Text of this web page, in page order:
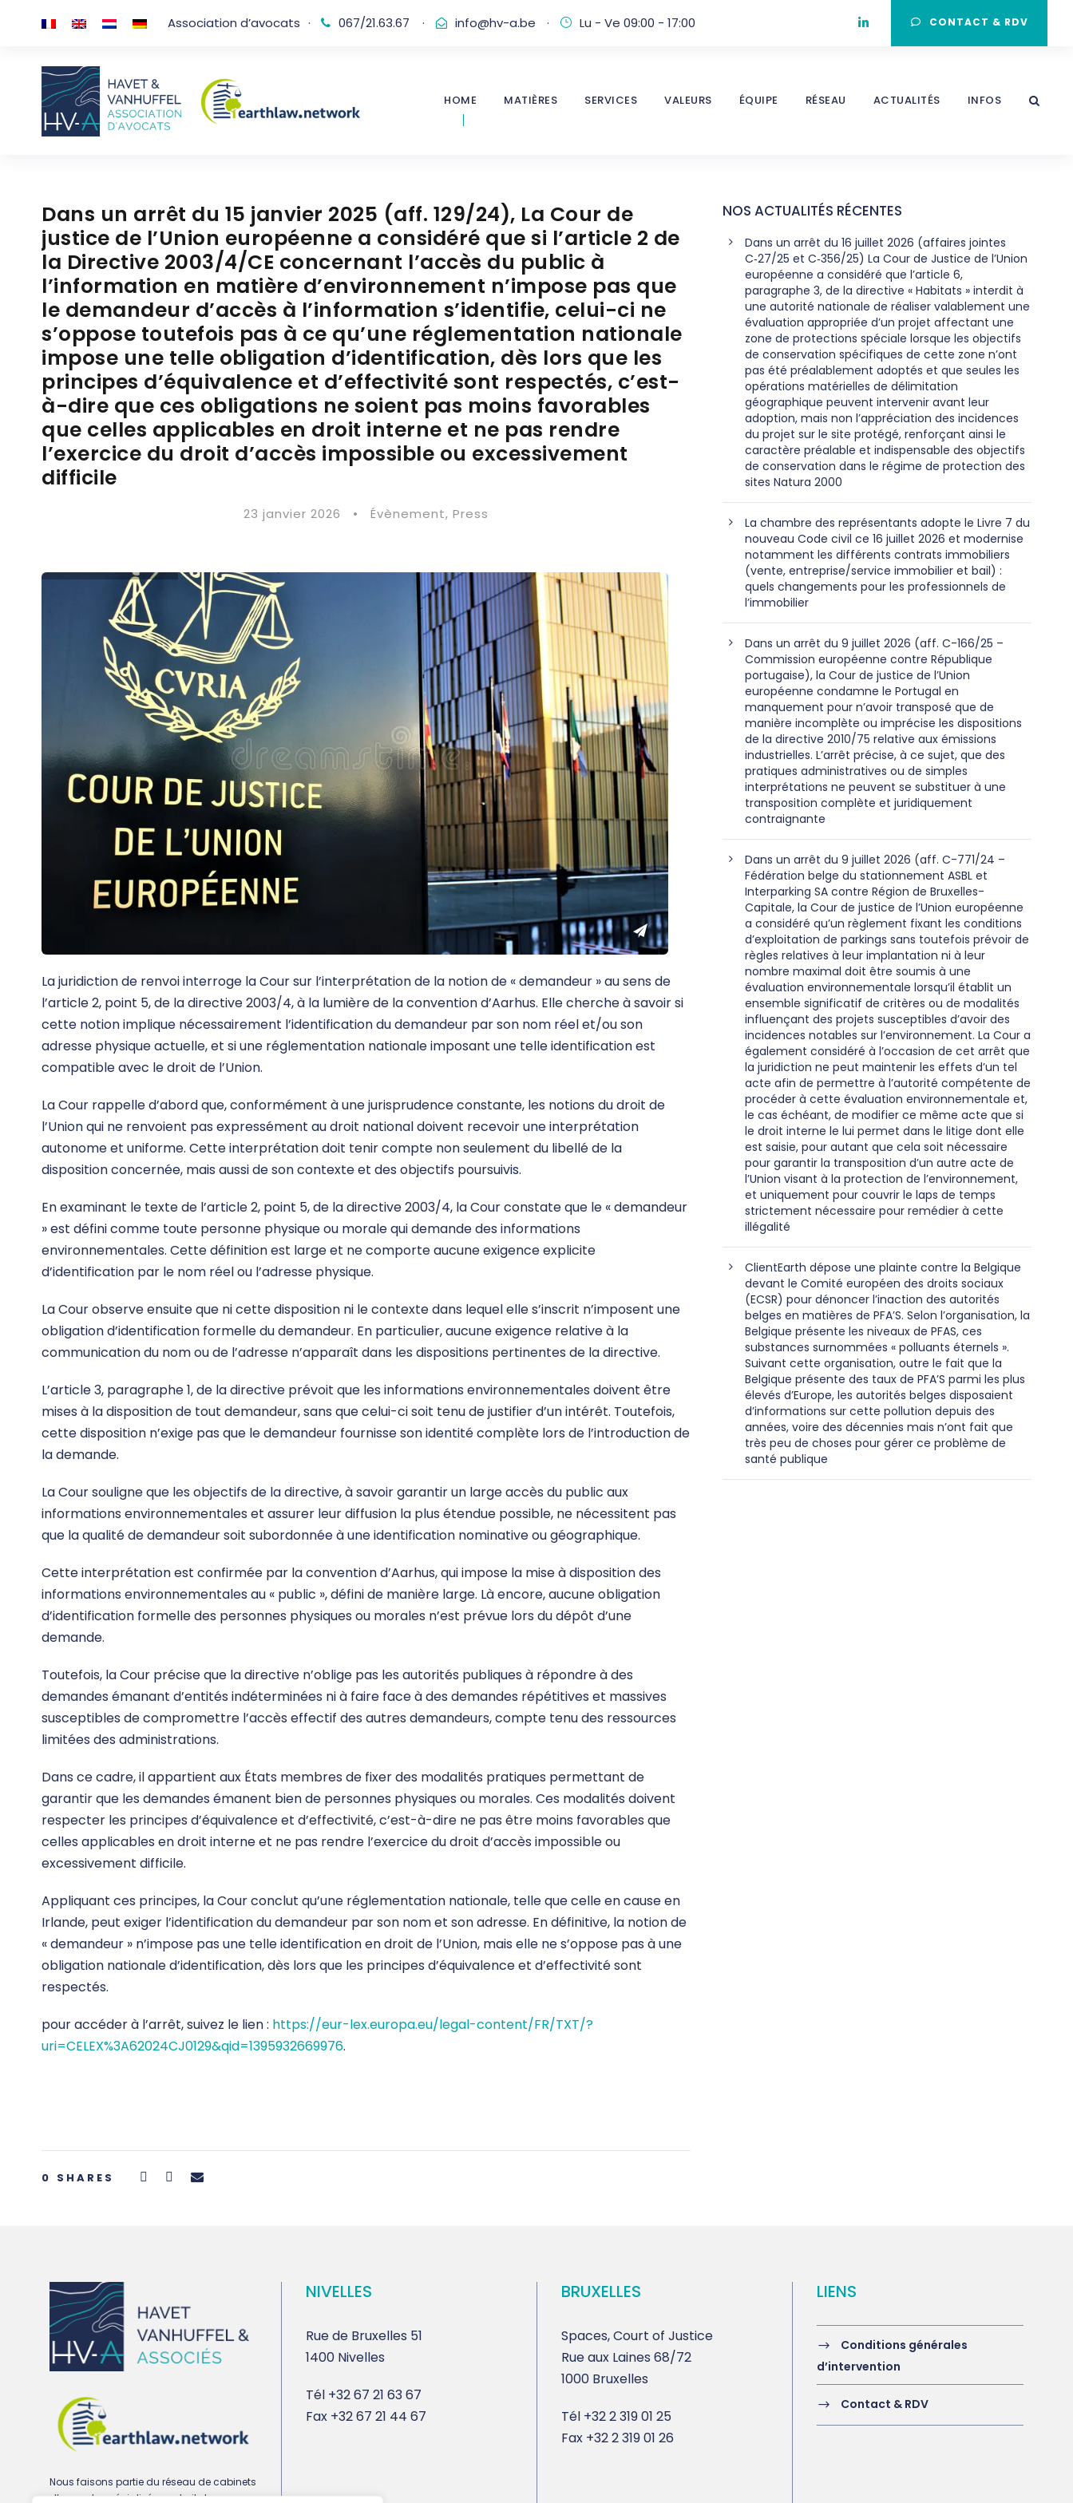
Association d’avocats · 067/21.63.67 · info@hv-a.be · Lu - Ve 09:00 - 17:00 CONTACT & RDV
HOME MATIÈRES SERVICES VALEURS ÉQUIPE RÉSEAU ACTUALITÉS INFOS
Dans un arrêt du 15 janvier 2025 (aff. 129/24), La Cour de
justice de l’Union européenne a considéré que si l’article 2 de
la Directive 2003/4/CE concernant l’accès du public à
l’information en matière d’environnement n’impose pas que
le demandeur d’accès à l’information s’identifie, celui-ci ne
s’oppose toutefois pas à ce qu’une réglementation nationale
impose une telle obligation d’identification, dès lors que les
principes d’équivalence et d’effectivité sont respectés, c’est-
à-dire que ces obligations ne soient pas moins favorables
que celles applicables en droit interne et ne pas rendre
l’exercice du droit d’accès impossible ou excessivement
difficile
23 janvier 2026 • Évènement, Press
La juridiction de renvoi interroge la Cour sur l’interprétation de la notion de « demandeur » au sens de
l’article 2, point 5, de la directive 2003/4, à la lumière de la convention d’Aarhus. Elle cherche à savoir si
cette notion implique nécessairement l’identification du demandeur par son nom réel et/ou son
adresse physique actuelle, et si une réglementation nationale imposant une telle identification est
compatible avec le droit de l’Union.
La Cour rappelle d’abord que, conformément à une jurisprudence constante, les notions du droit de
l’Union qui ne renvoient pas expressément au droit national doivent recevoir une interprétation
autonome et uniforme. Cette interprétation doit tenir compte non seulement du libellé de la
disposition concernée, mais aussi de son contexte et des objectifs poursuivis.
En examinant le texte de l’article 2, point 5, de la directive 2003/4, la Cour constate que le « demandeur
» est défini comme toute personne physique ou morale qui demande des informations
environnementales. Cette définition est large et ne comporte aucune exigence explicite
d’identification par le nom réel ou l’adresse physique.
La Cour observe ensuite que ni cette disposition ni le contexte dans lequel elle s’inscrit n’imposent une
obligation d’identification formelle du demandeur. En particulier, aucune exigence relative à la
communication du nom ou de l’adresse n’apparaît dans les dispositions pertinentes de la directive.
L’article 3, paragraphe 1, de la directive prévoit que les informations environnementales doivent être
mises à la disposition de tout demandeur, sans que celui-ci soit tenu de justifier d’un intérêt. Toutefois,
cette disposition n’exige pas que le demandeur fournisse son identité complète lors de l’introduction de
la demande.
La Cour souligne que les objectifs de la directive, à savoir garantir un large accès du public aux
informations environnementales et assurer leur diffusion la plus étendue possible, ne nécessitent pas
que la qualité de demandeur soit subordonnée à une identification nominative ou géographique.
Cette interprétation est confirmée par la convention d’Aarhus, qui impose la mise à disposition des
informations environnementales au « public », défini de manière large. Là encore, aucune obligation
d’identification formelle des personnes physiques ou morales n’est prévue lors du dépôt d’une
demande.
Toutefois, la Cour précise que la directive n’oblige pas les autorités publiques à répondre à des
demandes émanant d’entités indéterminées ni à faire face à des demandes répétitives et massives
susceptibles de compromettre l’accès effectif des autres demandeurs, compte tenu des ressources
limitées des administrations.
Dans ce cadre, il appartient aux États membres de fixer des modalités pratiques permettant de
garantir que les demandes émanent bien de personnes physiques ou morales. Ces modalités doivent
respecter les principes d’équivalence et d’effectivité, c’est-à-dire ne pas être moins favorables que
celles applicables en droit interne et ne pas rendre l’exercice du droit d’accès impossible ou
excessivement difficile.
Appliquant ces principes, la Cour conclut qu’une réglementation nationale, telle que celle en cause en
Irlande, peut exiger l’identification du demandeur par son nom et son adresse. En définitive, la notion de
« demandeur » n’impose pas une telle identification en droit de l’Union, mais elle ne s’oppose pas à une
obligation nationale d’identification, dès lors que les principes d’équivalence et d’effectivité sont
respectés.
pour accéder à l’arrêt, suivez le lien : https://eur-lex.europa.eu/legal-content/FR/TXT/?
uri=CELEX%3A62024CJ0129&qid=1395932669976.
0 SHARES
NOS ACTUALITÉS RÉCENTES
Dans un arrêt du 16 juillet 2026 (affaires jointes
C‑27/25 et C‑356/25) La Cour de Justice de l’Union
européenne a considéré que l’article 6,
paragraphe 3, de la directive « Habitats » interdit à
une autorité nationale de réaliser valablement une
évaluation appropriée d’un projet affectant une
zone de protections spéciale lorsque les objectifs
de conservation spécifiques de cette zone n’ont
pas été préalablement adoptés et que seules les
opérations matérielles de délimitation
géographique peuvent intervenir avant leur
adoption, mais non l’appréciation des incidences
du projet sur le site protégé, renforçant ainsi le
caractère préalable et indispensable des objectifs
de conservation dans le régime de protection des
sites Natura 2000
La chambre des représentants adopte le Livre 7 du
nouveau Code civil ce 16 juillet 2026 et modernise
notamment les différents contrats immobiliers
(vente, entreprise/service immobilier et bail) :
quels changements pour les professionnels de
l’immobilier
Dans un arrêt du 9 juillet 2026 (aff. C-166/25 –
Commission européenne contre République
portugaise), la Cour de justice de l’Union
européenne condamne le Portugal en
manquement pour n’avoir transposé que de
manière incomplète ou imprécise les dispositions
de la directive 2010/75 relative aux émissions
industrielles. L’arrêt précise, à ce sujet, que des
pratiques administratives ou de simples
interprétations ne peuvent se substituer à une
transposition complète et juridiquement
contraignante
Dans un arrêt du 9 juillet 2026 (aff. C-771/24 –
Fédération belge du stationnement ASBL et
Interparking SA contre Région de Bruxelles-
Capitale, la Cour de justice de l’Union européenne
a considéré qu’un règlement fixant les conditions
d’exploitation de parkings sans toutefois prévoir de
règles relatives à leur implantation ni à leur
nombre maximal doit être soumis à une
évaluation environnementale lorsqu’il établit un
ensemble significatif de critères ou de modalités
influençant des projets susceptibles d’avoir des
incidences notables sur l’environnement. La Cour a
également considéré à l’occasion de cet arrêt que
la juridiction ne peut maintenir les effets d’un tel
acte afin de permettre à l’autorité compétente de
procéder à cette évaluation environnementale et,
le cas échéant, de modifier ce même acte que si
le droit interne le lui permet dans le litige dont elle
est saisie, pour autant que cela soit nécessaire
pour garantir la transposition d’un autre acte de
l’Union visant à la protection de l’environnement,
et uniquement pour couvrir le laps de temps
strictement nécessaire pour remédier à cette
illégalité
ClientEarth dépose une plainte contre la Belgique
devant le Comité européen des droits sociaux
(ECSR) pour dénoncer l’inaction des autorités
belges en matières de PFA’S. Selon l’organisation, la
Belgique présente les niveaux de PFAS, ces
substances surnommées « polluants éternels ».
Suivant cette organisation, outre le fait que la
Belgique présente des taux de PFA’S parmi les plus
élevés d’Europe, les autorités belges disposaient
d’informations sur cette pollution depuis des
années, voire des décennies mais n’ont fait que
très peu de choses pour gérer ce problème de
santé publique
Nous faisons partie du réseau de cabinets
d’avocats spécialisés en droit de
NIVELLES
Rue de Bruxelles 51
1400 Nivelles
Tél +32 67 21 63 67
Fax +32 67 21 44 67
BRUXELLES
Spaces, Court of Justice
Rue aux Laines 68/72
1000 Bruxelles
Tél +32 2 319 01 25
Fax +32 2 319 01 26
LIENS
Conditions générales
d’intervention
Contact & RDV